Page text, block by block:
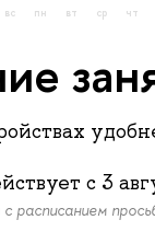
вс пн вт ср чт
c 3
расписанием